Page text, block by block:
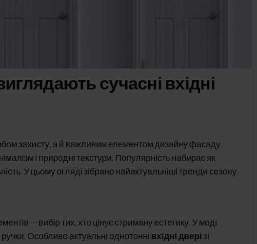
сучасні вхідні
захисту, а й важливим елементом дизайну фасаду.
і природні текстури. Популярність набирає як
У цьому огляді зібрано найактуальніші тренди сезону.
— вибір тих, хто цінує стриману естетику. У моді
ручки. Особливо актуальні однотонні вхідні двері зі